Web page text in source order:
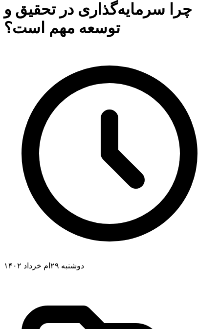
چرا سرمایه‌گذاری در تحقیق و
توسعه مهم است؟
دوشنبه ۲۹ام خرداد ۱۴۰۲